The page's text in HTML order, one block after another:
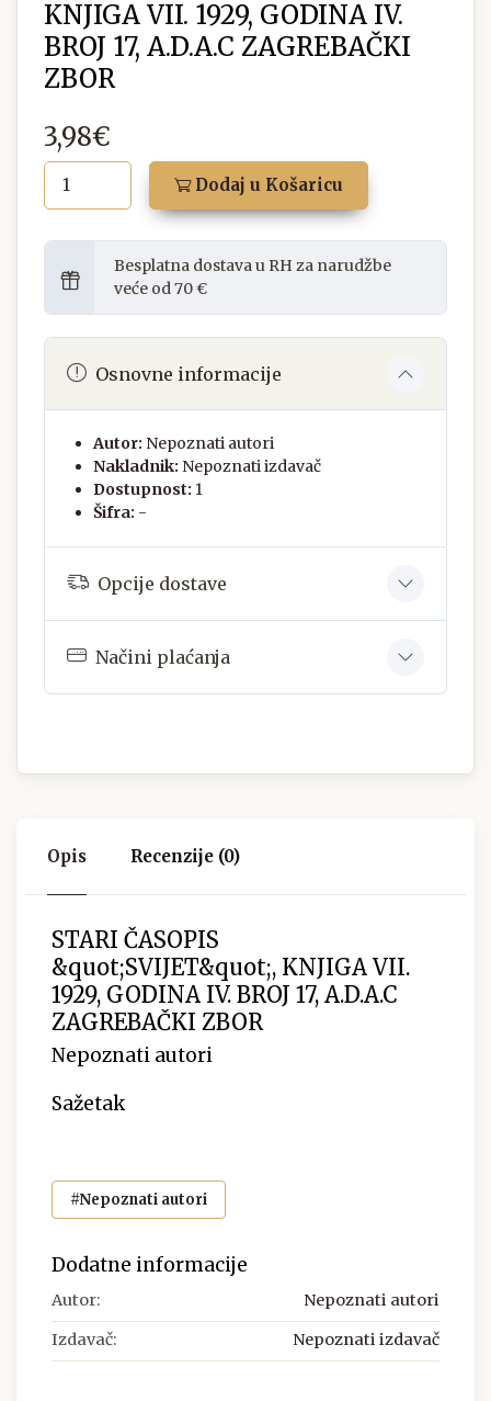
KNJIGA VII. 1929, GODINA IV.
BROJ 17, A.D.A.C ZAGREBAČKI
ZBOR
3,98€
Dodaj u Košaricu
Besplatna dostava u RH za narudžbe
veće od 70 €
Osnovne informacije
Autor: Nepoznati autori
Nakladnik: Nepoznati izdavač
Dostupnost: 1
Šifra: -
Opcije dostave
Načini plaćanja
Opis Recenzije (0)
STARI ČASOPIS
&quot;SVIJET&quot;, KNJIGA VII.
1929, GODINA IV. BROJ 17, A.D.A.C
ZAGREBAČKI ZBOR
Nepoznati autori
Sažetak
#Nepoznati autori
Dodatne informacije
Autor: Nepoznati autori
Izdavač: Nepoznati izdavač